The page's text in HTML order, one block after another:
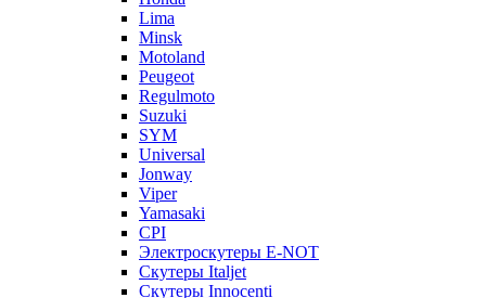
Lima
Minsk
Motoland
Peugeot
Regulmoto
Suzuki
SYM
Universal
Jonway
Viper
Yamasaki
CPI
Электроскутеры E-NOT
Скутеры Italjet
Скутеры Innocenti